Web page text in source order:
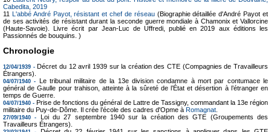
Cabedita, 2019
11 L'abbé André Payot, résistant et chef de réseau(Biographie détaillée d'André Payot et
de ses activités de résistant durant la seconde guerre mondiale à Chamonix et Vallorcine
(Haute-Savoie). Livre écrit par Jean-Luc de Uffredi, publié en 2019 aux éditions les
Passionnés de bouquins. )
Chronologie
12/04/1939 - Décret du 12 avril 1939 sur la création des CTE (Compagnies de Travailleurs
Étrangers).
04/07/1940 - Le tribunal militaire de la 13e division condamne à mort par contumace le
général de Gaulle pour trahison, atteinte à la sûreté de l’État et désertion à l’étranger en
temps de Guerre.
04/07/1940 - Prise de fonctions du général de Lattre de Tassigny, commandant la 13e région
militaire du Puy-de-Dôme. Il crée l’école des cadres d'Opme à Romagnat
27/09/1940 -
Loi du 27 septembre 1940 sur la création des GTE (Groupements des
Travailleurs Étrangers).